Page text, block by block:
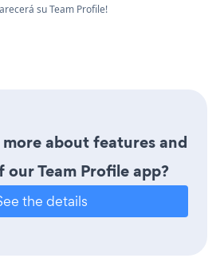
su Team Profile!
about features and
Team Profile app?
the details